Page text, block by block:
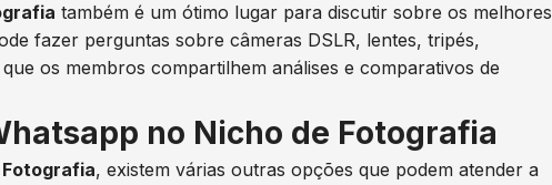
também é um ótimo lugar para discutir sobre os melhores
fazer perguntas sobre câmeras DSLR, lentes, tripés,
os membros compartilhem análises e comparativos de
no Nicho de Fotografia
, existem várias outras opções que podem atender a